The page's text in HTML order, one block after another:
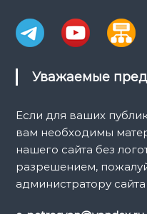
Уважаемые
Если для ваших
вам необходимы
нашего сайта без
разрешением,
администратору сайта